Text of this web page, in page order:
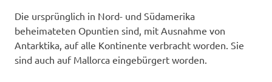
Die ursprünglich in Nord- und Südamerika
beheimateten Opuntien sind, mit Ausnahme von
Antarktika, auf alle Kontinente verbracht worden. Sie
sind auch auf Mallorca eingebürgert worden.